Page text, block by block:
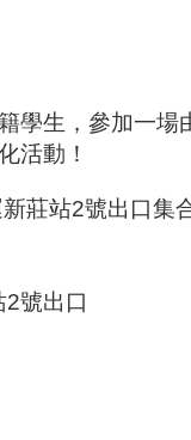
學生，參加一場
活動 ！
莊站2號出口集
號出口